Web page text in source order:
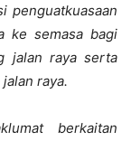
penguatkuasaan
ke semasa bagi
jalan raya serta
raya.
berkaitan